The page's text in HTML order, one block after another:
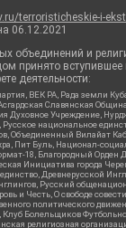
terroristicheskie-i-
06.12.2021
объединений и
принято
деятельности:
ВЕК РА, Рада земли
Славянская
Духовное Учреждение,
национальное
Объединенный Вилайат
Пит Буль, Национал-
18, Благородный Орден
Инициатива города
Древнерусской
Русский
и Честь, О свободе
политического
Клуб Болельщиков
религиозная